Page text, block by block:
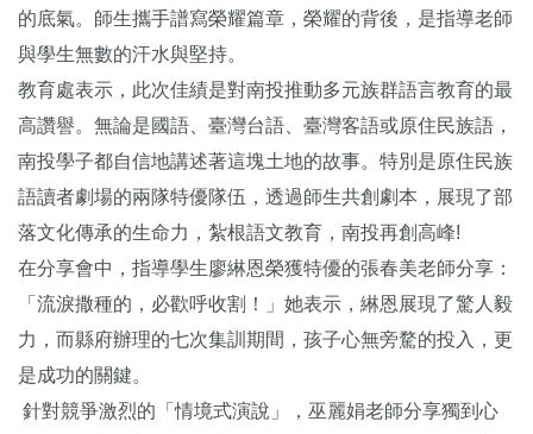
的底氣。師生攜手譜寫榮耀篇章，榮耀的背後，是指導老師
與學生無數的汗水與堅持。
教育處表示，此次佳績是對南投推動多元族群語言教育的最
高讚譽。無論是國語、臺灣台語、臺灣客語或原住民族語，
南投學子都自信地講述著這塊土地的故事。特別是原住民族
語讀者劇場的兩隊特優隊伍，透過師生共創劇本，展現了部
落文化傳承的生命力，紮根語文教育，南投再創高峰!
在分享會中，指導學生廖綝恩榮獲特優的張春美老師分享：
「流淚撒種的，必歡呼收割！」她表示，綝恩展現了驚人毅
力，而縣府辦理的七次集訓期間，孩子心無旁騖的投入，更
是成功的關鍵。
針對競爭激烈的「情境式演說」，巫麗娟老師分享獨到心